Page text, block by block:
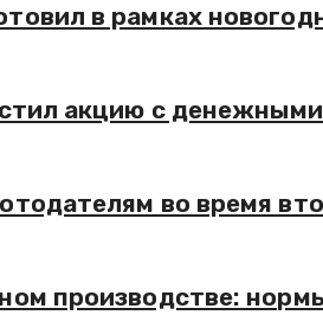
в рамках
акцию с
во время
производстве: